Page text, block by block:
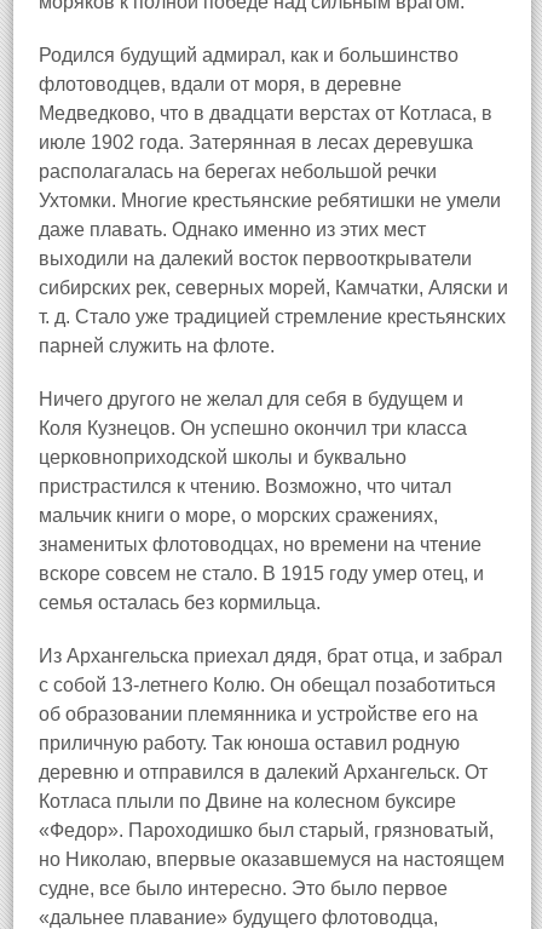
Родился будущий адмирал, как и большинство
флотоводцев, вдали от моря, в деревне
Медведково, что в двадцати верстах от Котласа, в
июле 1902 года. Затерянная в лесах деревушка
располагалась на берегах небольшой речки
Ухтомки. Многие крестьянские ребятишки не умели
даже плавать. Однако именно из этих мест
выходили на далекий восток первооткрыватели
сибирских рек, северных морей, Камчатки, Аляски и
т. д. Стало уже традицией стремление крестьянских
парней служить на флоте.
Ничего другого не желал для себя в будущем и
Коля Кузнецов. Он успешно окончил три класса
церковноприходской школы и буквально
пристрастился к чтению. Возможно, что читал
мальчик книги о море, о морских сражениях,
знаменитых флотоводцах, но времени на чтение
вскоре совсем не стало. В 1915 году умер отец, и
семья осталась без кормильца.
Из Архангельска приехал дядя, брат отца, и забрал
с собой 13-летнего Колю. Он обещал позаботиться
об образовании племянника и устройстве его на
приличную работу. Так юноша оставил родную
деревню и отправился в далекий Архангельск. От
Котласа плыли по Двине на колесном буксире
«Федор». Пароходишко был старый, грязноватый,
но Николаю, впервые оказавшемуся на настоящем
судне, все было интересно. Это было первое
«дальнее плавание» будущего флотоводца,